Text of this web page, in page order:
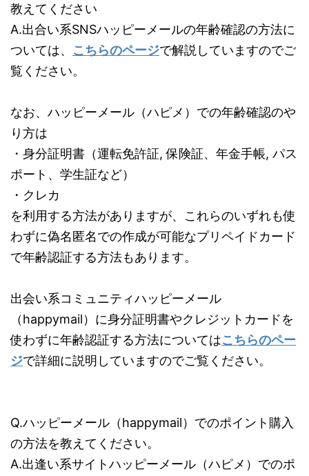
教えてください
A.出合い系SNSハッピーメールの年齢確認の方法に
ついては、 こちらのページで解説していますのでご
覧ください。
なお、ハッピーメール（ハピメ）での年齢確認のや
り方は
・身分証明書（運転免許証, 保険証、年金手帳, パス
ポート、学生証など）
・クレカ
を利用する方法がありますが、これらのいずれも使
わずに偽名匿名での作成が可能なプリペイドカード
で年齢認証する方法もあります。
出会い系コミュニティハッピーメール
（happymail）に身分証明書やクレジットカードを
使わずに年齢認証する方法についてはこちらのペー
ジで詳細に説明していますのでご覧ください。
Q.ハッピーメール（happymail）でのポイント購入
の方法を教えてください。
A.出逢い系サイトハッピーメール（ハピメ）でのポ